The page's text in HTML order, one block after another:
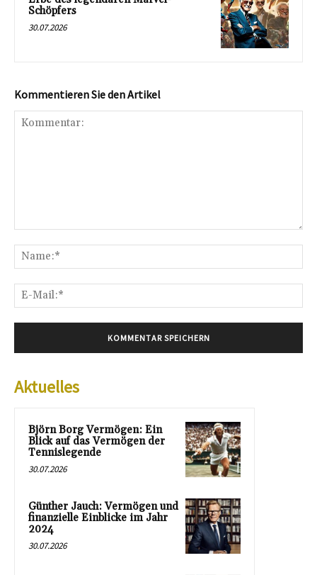
Schöpfers
30.07.2026
Kommentieren Sie den Artikel
Aktuelles
Björn Borg Vermögen: Ein
Blick auf das Vermögen der
Tennislegende
30.07.2026
Günther Jauch: Vermögen und
finanzielle Einblicke im Jahr
2024
30.07.2026